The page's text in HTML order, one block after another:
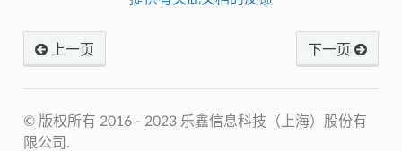
上一页 下一页
© 版权所有 2016 - 2023 乐鑫信息科技（上海）股份有
限公司.